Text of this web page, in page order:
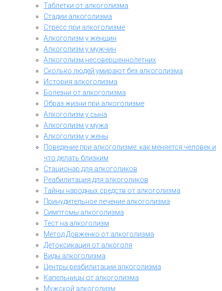
Таблетки от алкоголизма
Стадии алкоголизма
Стресс при алкоголизме
Алкоголизм у женщин
Алкоголизм у мужчин
Алкоголизм несовершеннолетних
Сколько людей умирают без алкоголизма
История алкоголизма
Болезни от алкоголизма
Образ жизни при алкоголизме
Алкоголизм у сына
Алкоголизм у мужа
Алкоголизм у жены
Поведение при алкоголизме: как меняется человек и
что делать близким
Стационар для алкоголиков
Реабилитация для алкоголиков
Тайны народных средств от алкоголизма
Принудительное лечение алкоголизма
Симптомы алкоголизма
Тест на алкоголизм
Метод Довженко от алкоголизма
Детоксикация от алкоголя
Виды алкоголизма
Центры реабилитации алкоголизма
Капельницы от алкоголизма
Мужской алкоголизм